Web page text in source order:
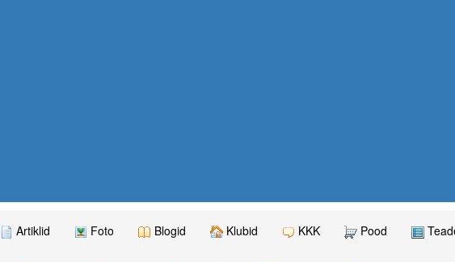
Artiklid Foto Blogid Klubid KKK Pood